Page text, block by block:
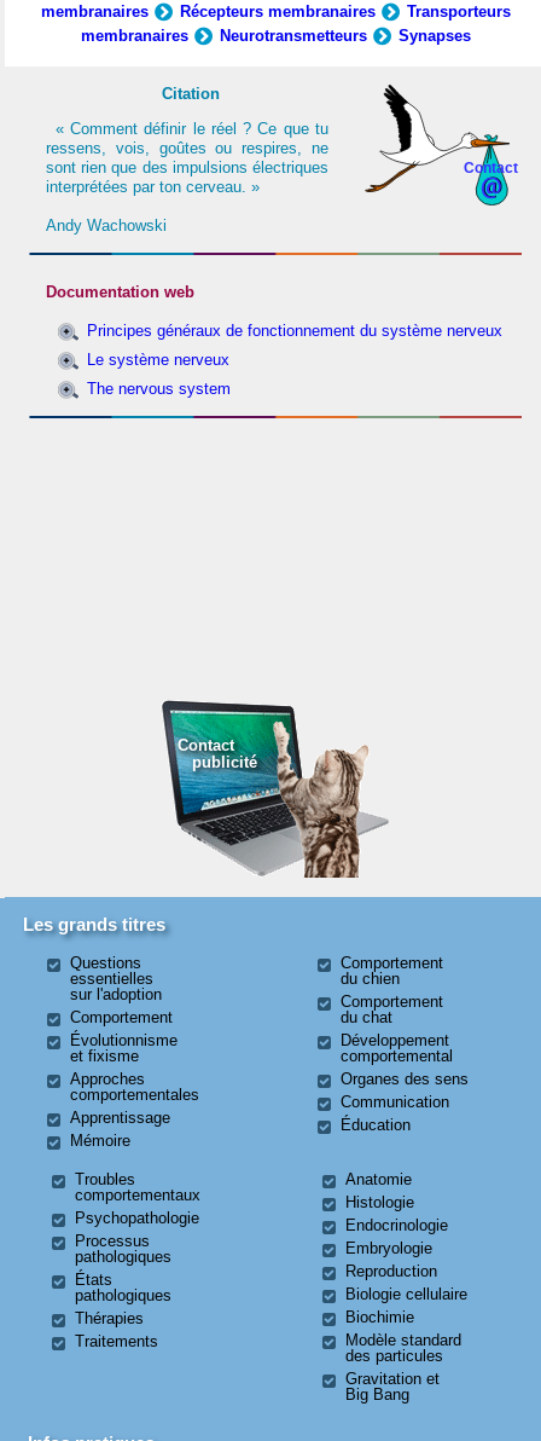
membranaires
Récepteurs membranaires
Transporteurs
membranaires
Neurotransmetteurs Synapses
Contact
Citation
« Comment définir le réel ? Ce que tu
ressens, vois, goûtes ou respires, ne
sont rien que des impulsions électriques
interprétées par ton cerveau. »
Andy Wachowski
Documentation web
Principes généraux de fonctionnement du système nerveux
Le système nerveux
The nervous system
Contact
publicité
Les grands titres
Questions
essentielles
sur l'adoption
Comportement
Évolutionnisme
et fixisme
Approches
comportementales
Apprentissage
Mémoire
Comportement
du chien
Comportement
du chat
Développement
comportemental
Organes des sens
Communication
Éducation
Troubles
comportementaux
Psychopathologie
Processus
pathologiques
États
pathologiques
Thérapies
Traitements
Anatomie
Histologie
Endocrinologie
Embryologie
Reproduction
Biologie cellulaire
Biochimie
Modèle standard
des particules
Gravitation et
Big Bang